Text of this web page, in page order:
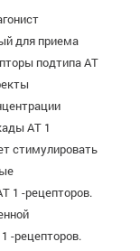
для приема
подтипа AT
AT 1
стимулировать
1 -рецепторов.
-рецепторов.